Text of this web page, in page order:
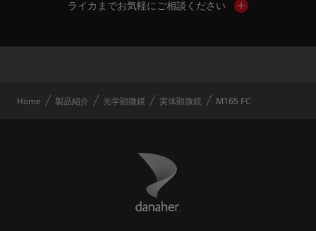
ライカまでお気軽にご相談ください Show local
Home 製品紹介 光学顕微鏡 実体顕微鏡 M165 FC
Danaher Logo